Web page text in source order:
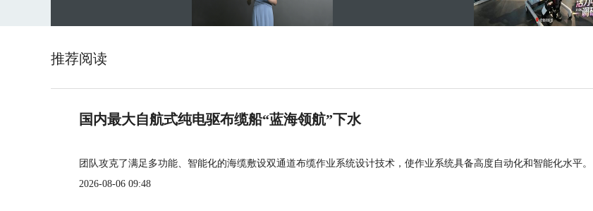
推荐阅读
国内最大自航式纯电驱布缆船“蓝海领航”下水
团队攻克了满足多功能、智能化的海缆敷设双通道布缆作业系统设计技术，使作业系统具备高度自动化和智能化水平。
2026-08-06 09:48